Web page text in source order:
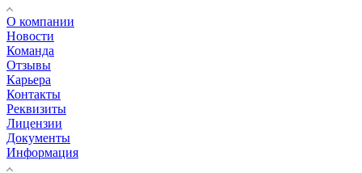
О компании
Новости
Команда
Отзывы
Карьера
Контакты
Реквизиты
Лицензии
Документы
Информация